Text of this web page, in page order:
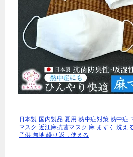
日本製 国内製品 夏用 熱中症対策 熱中症
マスク 近江麻抗菌マスク 麻 ますく 洗え
子供 無地 繰り返し使える